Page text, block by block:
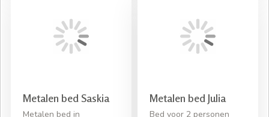
Metalen bed Saskia
Metalen bed in
Metalen bed Julia
Bed voor 2 personen